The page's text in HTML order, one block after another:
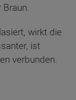
Braun.
wirkt die
ist
verbunden.